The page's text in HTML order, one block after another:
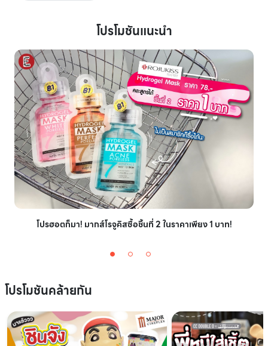
โปรโมชันแนะนำ
โปรฮอตก็มา! มากส์โรจูคิสซื้อชิ้นที่ 2 ในราคาเพียง 1 บาท!
โปรโมชันคล้ายกัน